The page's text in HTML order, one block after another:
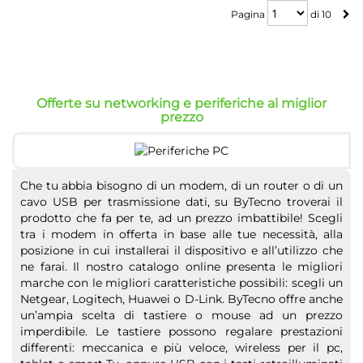
Pagina
Pagina di 10
Offerte su networking e periferiche al miglior
prezzo
Che tu abbia bisogno di un modem, di un router o di un
cavo USB per trasmissione dati, su ByTecno troverai il
prodotto che fa per te, ad un prezzo imbattibile! Scegli
tra i modem in offerta in base alle tue necessità, alla
posizione in cui installerai il dispositivo e all’utilizzo che
ne farai. Il nostro catalogo online presenta le migliori
marche con le migliori caratteristiche possibili: scegli un
Netgear, Logitech, Huawei o D-Link. ByTecno offre anche
un’ampia scelta di tastiere o mouse ad un prezzo
imperdibile. Le tastiere possono regalare prestazioni
differenti: meccanica e più veloce, wireless per il pc,